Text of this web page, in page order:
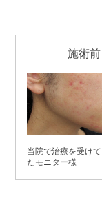
施術前
当院で治療を受け
たモニター様